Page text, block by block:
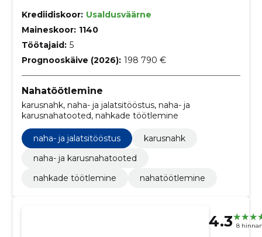
Krediidiskoor: Usaldusväärne
Maineskoor: 1140
Töötajaid: 5
Prognooskäive (2026): 198 790 €
Nahatöötlemine
karusnahk, naha- ja jalatsitööstus, naha- ja
karusnahatooted, nahkade töötlemine
naha- ja jalatsitööstus
karusnahk
naha- ja karusnahatooted
nahkade töötlemine
nahatöötlemine
4.3 8